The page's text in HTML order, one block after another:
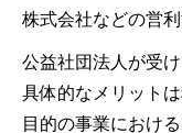
株式会社などの営
公益社団法人が受
具体的なメリット
目的の事業におけ